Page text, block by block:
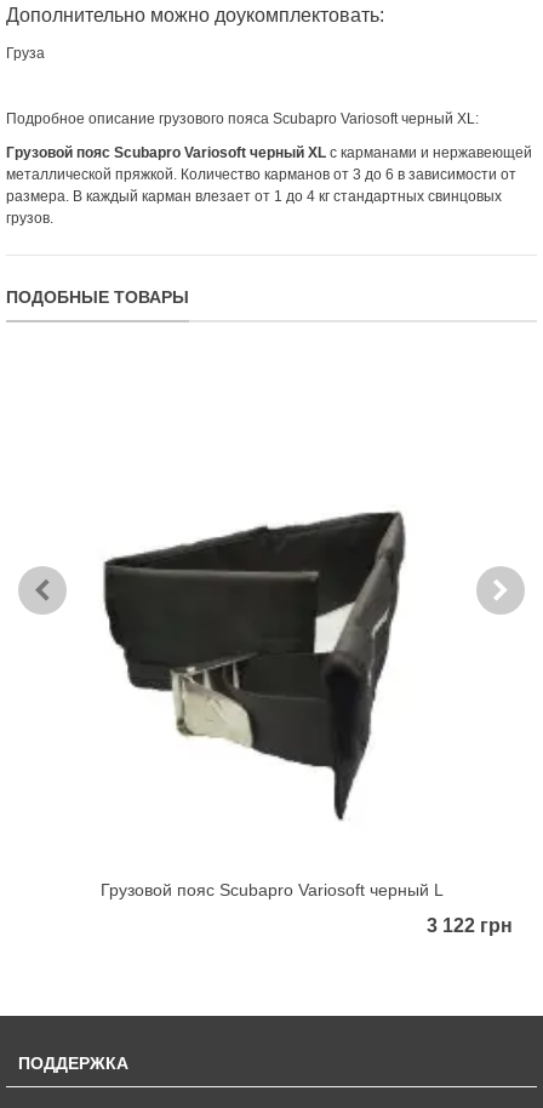
Дополнительно можно доукомплектовать:
Груза
Подробное описание грузового пояса Scubapro Variosoft черный XL:
Грузовой пояс Scubapro Variosoft черный XL с карманами и нержавеющей
металлической пряжкой. Количество карманов от 3 до 6 в зависимости от
размера. В каждый карман влезает от 1 до 4 кг стандартных свинцовых
грузов.
ПОДОБНЫЕ ТОВАРЫ
Грузовой пояс Scubapro Variosoft черный L
3 122 грн
ПОДДЕРЖКА